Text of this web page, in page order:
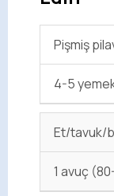
Pişmiş
4-5 yemek
Et/tavuk/
1 avuç